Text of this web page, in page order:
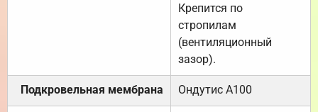
Крепится по
стропилам
(вентиляционный
зазор).
Подкровельная мембрана Ондутис А100